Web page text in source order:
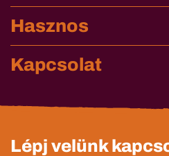
Hasznos
Kapcsolat
Lépj velünk